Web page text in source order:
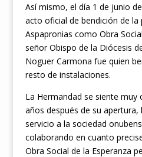
Así mismo, el día 1 de junio
acto oficial de bendición de la
Aspapronias como Obra
señor Obispo de la Diócesis
Noguer Carmona fue quien
resto de instalaciones.
La Hermandad se siente muy
años después de su apertura,
servicio a la sociedad
colaborando en cuanto
Obra Social de la Esperanza